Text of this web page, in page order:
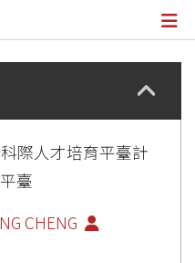
際人才培育平臺計
臺
CHENG